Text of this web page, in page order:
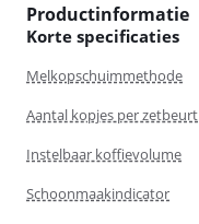
Productinformatie
Korte specificaties
Melkopschuimmethode
Aantal kopjes per zetbeurt
Instelbaar koffievolume
Schoonmaakindicator